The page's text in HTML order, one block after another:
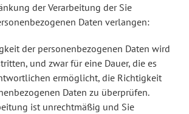
der Verarbeitung der Sie
Daten verlangen:
der personenbezogenen Daten wird
und zwar für eine Dauer, die es
ermöglicht, die Richtigkeit
Daten zu überprüfen.
ist unrechtmäßig und Sie